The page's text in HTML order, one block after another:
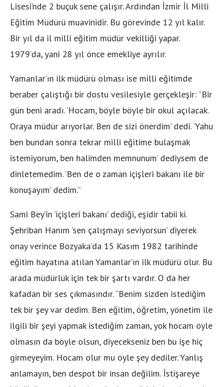
Lisesi’nde 2 buçuk sene çalışır. Ardından İzmir İl Milli
Eğitim Müdürü muavinidir. Bu görevinde 12 yıl kalır.
Bir yıl da il milli eğitim müdür vekilliği yapar.
1979’da, yani 28 yıl önce emekliye ayrılır.
Yamanlar’ın ilk müdürü olması ise milli eğitimde
beraber çalıştığı bir dostu vesilesiyle gerçekleşir: “Bir
gün beni aradı. ‘Hocam, böyle böyle bir okul açılacak.
Oraya müdür arıyorlar. Ben de sizi önerdim’ dedi. ‘Yahu
ben bundan sonra tekrar milli eğitime bulaşmak
istemiyorum, ben halimden memnunum’ dediysem de
dinletemedim. ‘Ben de o zaman içişleri bakanı ile bir
konuşayım’ dedim.”
Sami Bey’in ‘içişleri bakanı’ dediği, eşidir tabii ki.
Şehriban Hanım ‘sen çalışmayı seviyorsun’ diyerek
onay verince Bozyaka’da 15 Kasım 1982 tarihinde
eğitim hayatına atılan Yamanlar’ın ilk müdürü olur. Bu
arada müdürlük için tek bir şartı vardır. O da her
kafadan bir ses çıkmasındır. “Benim sizden istediğim
tek bir şey var dedim. Ben eğitim, öğretim, yönetim ile
ilgili bir şeyi yapmak istediğim zaman, yok hocam öyle
olmasın da böyle olsun, diyecekseniz ben bu işe hiç
girmeyeyim. Hocam olur mu öyle şey dediler. Yanlış
anlamayın, ben despot bir insan değilim. İstişareye